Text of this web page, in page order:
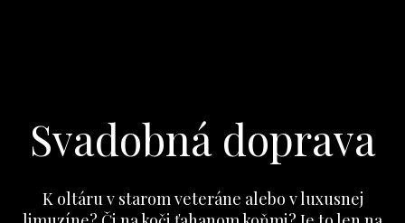
Svadobná doprava
K oltáru v starom veteráne alebo v luxusnej